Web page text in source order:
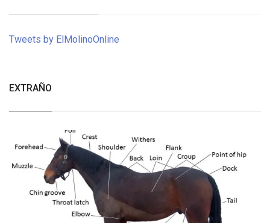
Tweets by ElMolinoOnline
EXTRAÑO